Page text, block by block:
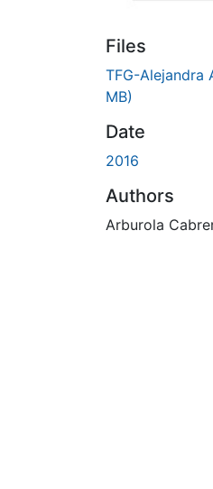
Files
TFG-Alejandra
MB)
Date
2016
Authors
Arburola